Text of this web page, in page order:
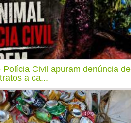
Polícia Civil apuram denúncia de
a ca...